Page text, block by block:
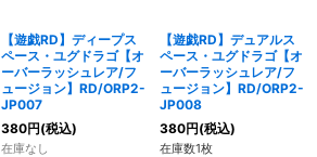
【遊戯RD】ディープス
ペース・ユグドラゴ【オ
ーバーラッシュレア/フ
ュージョン】RD/ORP2-
JP007
380円(税込)
在庫なし
【遊戯RD】デュアルス
ペース・ユグドラゴ【オ
ーバーラッシュレア/フ
ュージョン】RD/ORP2-
JP008
380円(税込)
在庫数1枚